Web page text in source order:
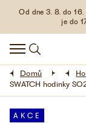
Od dne 3. 8. do
je do
HODINKY
DOPLŇKY
ŠPERKY
AKCE
Domů
SWATCH hodinky
AKCE